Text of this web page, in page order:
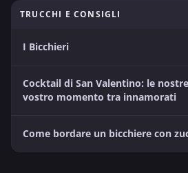
TRUCCHI E CONSIGLI
I Bicchieri
Cocktail di San Valentino: le
vostro momento tra innamorati
Come bordare un bicchiere con